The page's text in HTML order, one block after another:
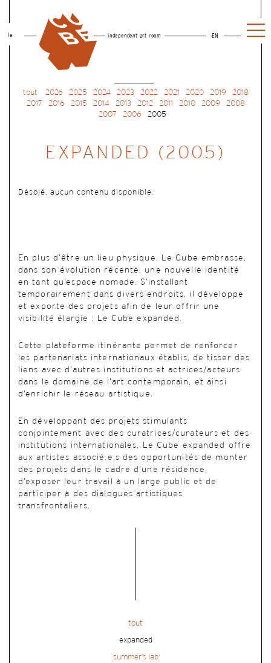
le independent art room EN
tout 2026 2025 2024 2023 2022 2021 2020 2019
2018
2017
2016 2015 2014 2013 2012 2011 2010 2009
2008
2007
2006 2005
EXPANDED (2005)
Désolé, aucun contenu disponible.
En plus d’être un lieu physique, Le Cube embrasse,
dans son évolution récente, une nouvelle identité
en tant qu’espace nomade. S’installant
temporairement dans divers endroits, il développe
et exporte des projets afin de leur offrir une
visibilité élargie : Le Cube expanded.
Cette plateforme itinérante permet de renforcer
les partenariats internationaux établis, de tisser des
liens avec d’autres institutions et actrices/acteurs
dans le domaine de l’art contemporain, et ainsi
d’enrichir le réseau artistique.
En développant des projets stimulants
conjointement avec des curatrices/curateurs et des
institutions internationales, Le Cube expanded offre
aux artistes associé.e.s des opportunités de monter
des projets dans le cadre d’une résidence,
d’exposer leur travail à un large public et de
participer à des dialogues artistiques
transfrontaliers.
tout
expanded
summer’s lab